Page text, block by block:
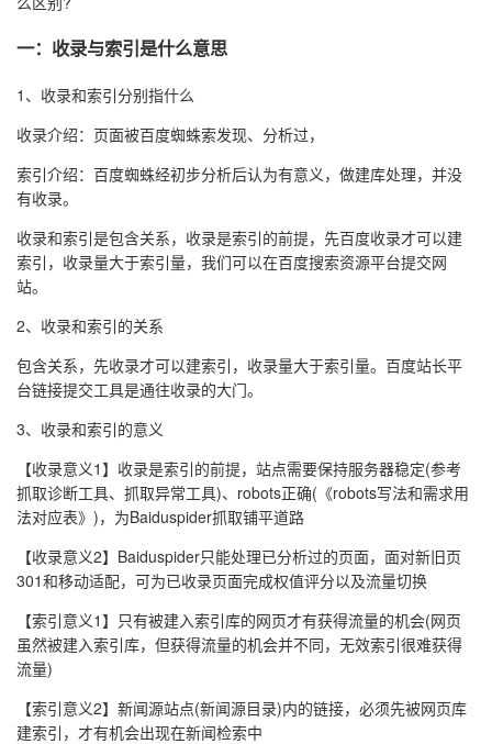
一：收录与索引是什么意思
1、收录和索引分别指什么
收录介绍：页面被百度蜘蛛索发现、分析过，
索引介绍：百度蜘蛛经初步分析后认为有意义，做建库处理，并没
有收录。
收录和索引是包含关系，收录是索引的前提，先百度收录才可以建
索引，收录量大于索引量，我们可以在百度搜索资源平台提交网
站。
2、收录和索引的关系
包含关系，先收录才可以建索引，收录量大于索引量。百度站长平
台链接提交工具是通往收录的大门。
3、收录和索引的意义
【收录意义1】收录是索引的前提，站点需要保持服务器稳定(参考
抓取诊断工具、抓取异常工具)、robots正确(《robots写法和需求用
法对应表》)，为Baiduspider抓取铺平道路
【收录意义2】Baiduspider只能处理已分析过的页面，面对新旧页
301和移动适配，可为已收录页面完成权值评分以及流量切换
【索引意义1】只有被建入索引库的网页才有获得流量的机会(网页
虽然被建入索引库，但获得流量的机会并不同，无效索引很难获得
流量)
【索引意义2】新闻源站点(新闻源目录)内的链接，必须先被网页库
建索引，才有机会出现在新闻检索中